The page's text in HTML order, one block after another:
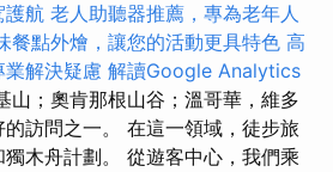
護航 老人助聽器推薦，專為老年人
餐點外燴，讓您的活動更具特色 高
解決疑慮 解讀Google Analytics
山；奧肯那根山谷；溫哥華，維多
訪問之一。 在這一領域，徒步旅
木舟計劃。 從遊客中心，我們乘